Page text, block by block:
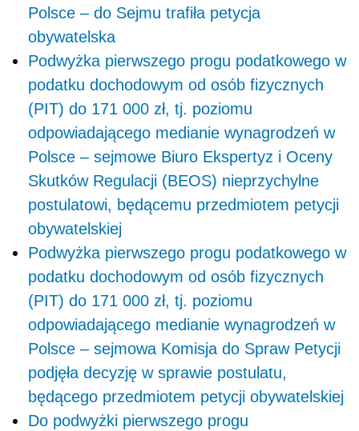
Polsce – do Sejmu trafiła petycja
obywatelska
Podwyżka pierwszego progu podatkowego w
podatku dochodowym od osób fizycznych
(PIT) do 171 000 zł, tj. poziomu
odpowiadającego medianie wynagrodzeń w
Polsce – sejmowe Biuro Ekspertyz i Oceny
Skutków Regulacji (BEOS) nieprzychylne
postulatowi, będącemu przedmiotem petycji
obywatelskiej
Podwyżka pierwszego progu podatkowego w
podatku dochodowym od osób fizycznych
(PIT) do 171 000 zł, tj. poziomu
odpowiadającego medianie wynagrodzeń w
Polsce – sejmowa Komisja do Spraw Petycji
podjęła decyzję w sprawie postulatu,
będącego przedmiotem petycji obywatelskiej
Do podwyżki pierwszego progu